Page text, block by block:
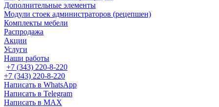
Дополнительные элементы
Модули стоек администраторов (рецепшен)
Комплекты мебели
Распродажа
Акции
Услуги
Наши работы
+7 (343) 220-8-220
+7 (343) 220-8-220
Написать в WhatsApp
Написать в Telegram
Написать в MAX